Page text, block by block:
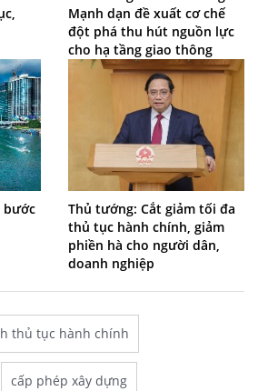
Mạnh dạn đề xuất cơ chế
đột phá thu hút nguồn lực
cho hạ tầng giao thông
bước
Thủ tướng: Cắt giảm tối đa
thủ tục hành chính, giảm
phiền hà cho người dân,
doanh nghiệp
thủ tục hành chính
cấp phép xây dựng